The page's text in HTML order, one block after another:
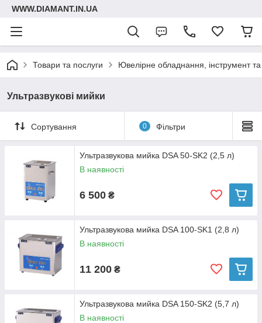
WWW.DIAMANT.IN.UA
Товари та послуги Ювелірне обладнання, інструмент та
Ультразвукові мийки
Сортування 0 Фільтри
Ультразвукова мийка DSA 50-SK2 (2,5 л)
В наявності
6 500 ₴
Ультразвукова мийка DSA 100-SK1 (2,8 л)
В наявності
11 200 ₴
Ультразвукова мийка DSA 150-SK2 (5,7 л)
В наявності